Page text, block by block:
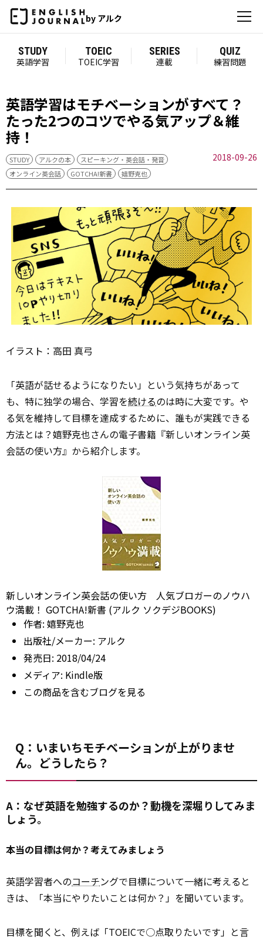
by アルク
STUDY
英語学習
TOEIC
TOEIC学習
SERIES
連載
QUIZ
練習問題
英語学習はモチベーションがすべて？
たった2つのコツでやる気アップ＆維
持！
STUDY アルクの本
スピーキング・英会話・発音
オンライン英会話
GOTCHA!新書 嬉野克也
2018-09-26
イラスト：高田 真弓
「英語が話せるようになりたい」という気持ちがあって
も、特に独学の場合、学習を続けるのは時に大変です。や
る気を維持して目標を達成するために、誰もが実践できる
方法とは？嬉野克也さんの電子書籍『新しいオンライン英
会話の使い方』から紹介します。
新しいオンライン英会話の使い方 人気ブロガーのノウハ
ウ満載！ GOTCHA!新書 (アルク ソクデジBOOKS)
作者: 嬉野克也
出版社/メーカー: アルク
発売日: 2018/04/24
メディア: Kindle版
この商品を含むブログを見る
Q：いまいちモチベーションが上がりませ
ん。どうしたら？
A：なぜ英語を勉強するのか？動機を深堀りしてみま
しょう。
本当の目標は何か？考えてみましょう
英語学習者へのコーチングで目標について一緒に考えると
きは、「本当にやりたいことは何か？」を聞いています。
目標を聞くと、例えば「TOEICで○点取りたいです」と言